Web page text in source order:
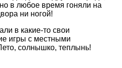
в любое время гоняли на
ни ногой!
в какие-то свои
игры с местными
солнышко, теплынь!